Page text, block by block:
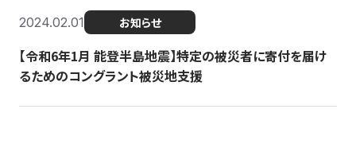
2024.02.01 お知らせ
【令和6年1月 能登半島地震】特定の被災者に寄付を届け
るためのコングラント被災地支援